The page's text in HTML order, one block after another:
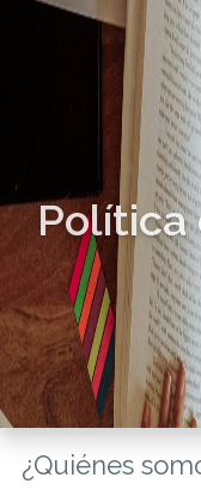
Política
¿Quiénes